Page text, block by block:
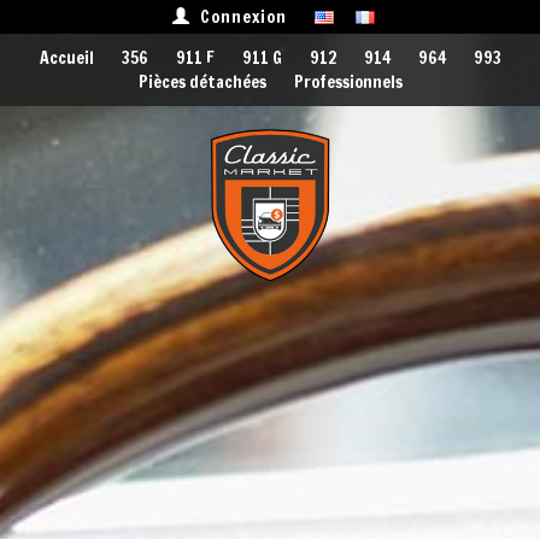
Connexion
Accueil
356 911 F 911 G 912 914 964
993
Pièces détachées
Professionnels